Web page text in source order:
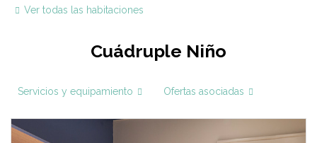
Ver todas las habitaciones
Cuádruple Niño
Servicios y equipamiento Ofertas asociadas